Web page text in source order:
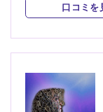
口コミを